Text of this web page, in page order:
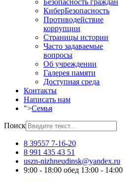
Безопасность граждан
КиберБезопасность
Противодействие
коррупции
Страницы истории
Часто задаваемые
вопросы
Об учреждении
Галерея памяти
Доступная среда
Контакты
Написать нам
">Семья
Поиск
8 39557 7-16-20
8 991 435 43 51
uszn-nizhneudinsk@yandex.ru
9:00 - 18:00 обед 13:00 - 14:00